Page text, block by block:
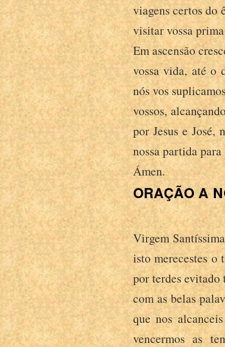
viagens certos do
visitar vossa
Em ascensão
vossa vida, até o
nós vos
vossos,
por Jesus e José,
nossa partida
Ámen.
ORAÇÃO A
Virgem
isto merecestes o
por terdes evitado
com as belas
que nos
vencermos as